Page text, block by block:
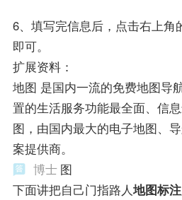
6、填写完信息后，点击右上角
即可。
扩展资料：
地图 是国内一流的免费地图导
置的生活服务功能最全面、信
图，由国内最大的电子地图、
案提供商。
博士 图
下面讲把自己门指路人地图标注